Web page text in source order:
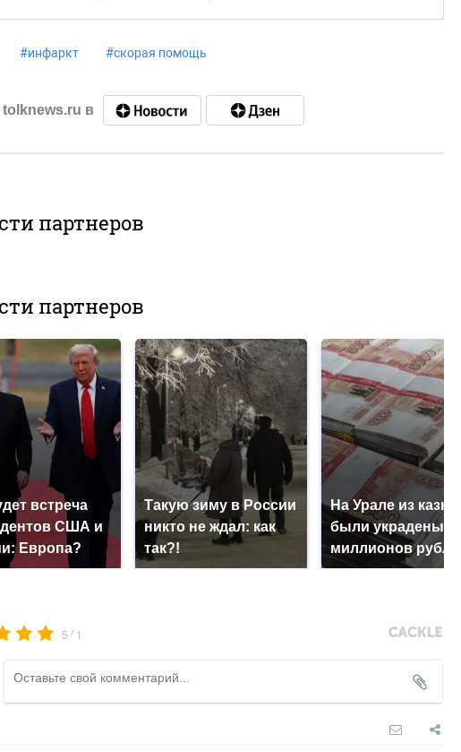
#инфаркт #скорая помощь
tolknews.ru в
партнеров
партнеров
встреча
США и
Европа?
Такую зиму в России
никто не ждал: как
так?!
На Урале из казны
были украдены 18
миллионов рублей
5 / 1